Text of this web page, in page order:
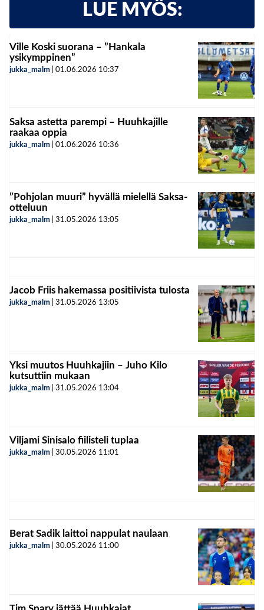
LUE MYÖS:
Ville Koski suorana – ”Hankala
ysikymppinen”
jukka_malm 01.06.2026 10:37
Saksa astetta parempi – Huuhkajille
raakaa oppia
jukka_malm 01.06.2026 10:36
”Pohjolan muuri” hyvällä mielellä Saksa-
otteluun
jukka_malm 31.05.2026 13:05
Jacob Friis hakemassa positiivista tulosta
jukka_malm 31.05.2026 13:05
Yksi muutos Huuhkajiin – Juho Kilo
kutsuttiin mukaan
jukka_malm 31.05.2026 13:04
Viljami Sinisalo fiilisteli tuplaa
jukka_malm 30.05.2026 11:01
Berat Sadik laittoi nappulat naulaan
jukka_malm 30.05.2026 11:00